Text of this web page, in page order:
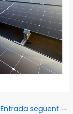
Entrada següent →